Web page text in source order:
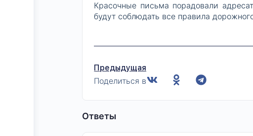
Красочные письма порадовали
будут соблюдать все правила
Предыдущая
Поделиться в
Ответы